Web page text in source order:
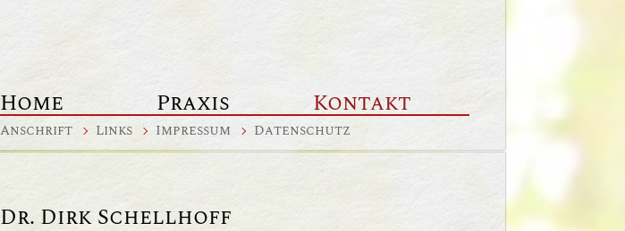
Home Praxis Kontakt
Anschrift Links Impressum Datenschutz
Dr. Dirk Schellhoff